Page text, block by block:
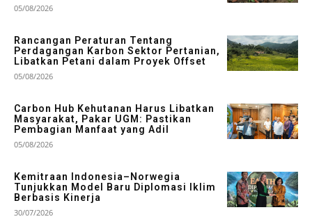
05/08/2026
Rancangan Peraturan Tentang
Perdagangan Karbon Sektor Pertanian,
Libatkan Petani dalam Proyek Offset
05/08/2026
Carbon Hub Kehutanan Harus Libatkan
Masyarakat, Pakar UGM: Pastikan
Pembagian Manfaat yang Adil
05/08/2026
Kemitraan Indonesia–Norwegia
Tunjukkan Model Baru Diplomasi Iklim
Berbasis Kinerja
30/07/2026